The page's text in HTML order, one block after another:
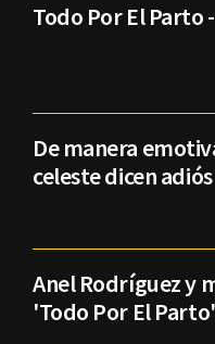
Todo Por El Parto
De manera
celeste dicen
Anel Rodríguez y
'Todo Por El Parto'